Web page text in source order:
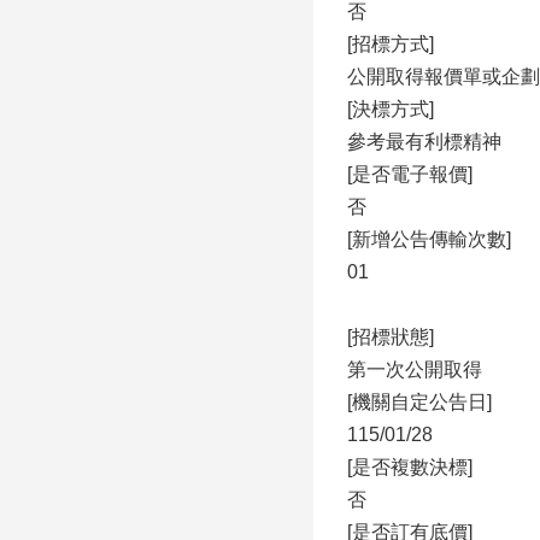
否
[招標方式]
公開取得報價單或企
[決標方式]
參考最有利標精神
[是否電子報價]
否
[新增公告傳輸次數]
01
[招標狀態]
第一次公開取得
[機關自定公告日]
115/01/28
[是否複數決標]
否
[是否訂有底價]